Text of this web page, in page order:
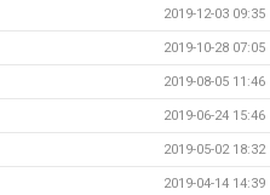
2019-12-03 09:35
2019-10-28 07:05
2019-08-05 11:46
2019-06-24 15:46
2019-05-02 18:32
2019-04-14 14:39